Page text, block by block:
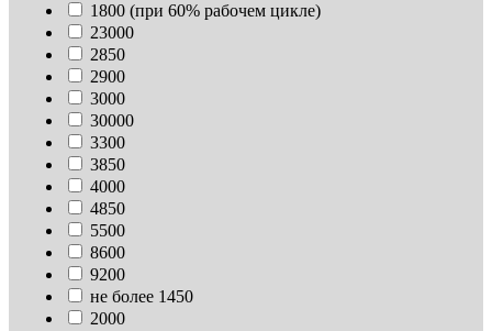
1800 (при 60% рабочем цикле)
23000
2850
2900
3000
30000
3300
3850
4000
4850
5500
8600
9200
не более 1450
2000